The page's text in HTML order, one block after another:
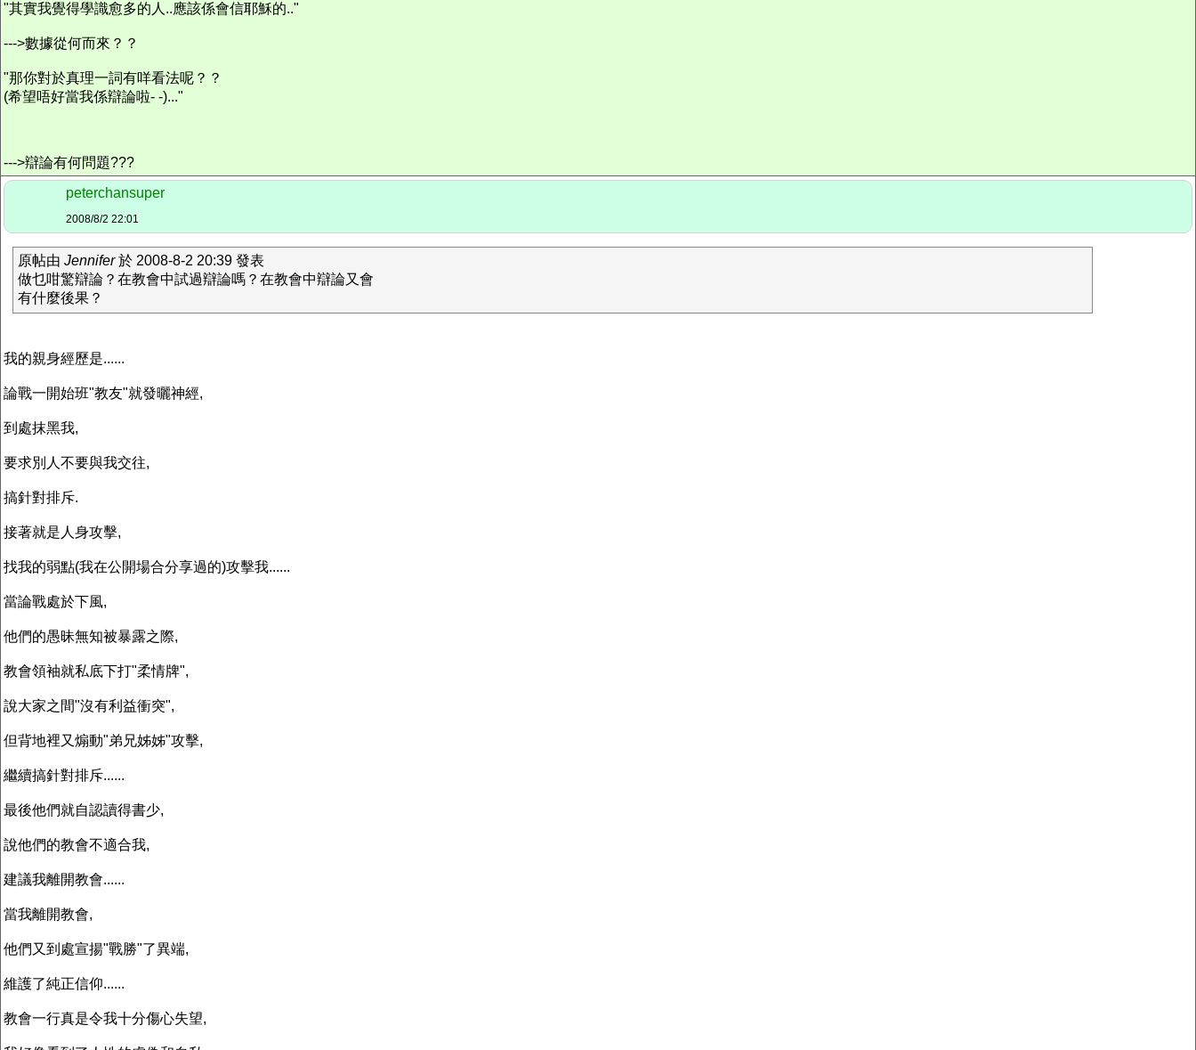
"其實我覺得學識愈多的人..應該係會信耶穌的.."
--->數據從何而來？？
"那你對於真理一詞有咩看法呢？？
(希望唔好當我係辯論啦- -)..."
--->辯論有何問題???
peterchansuper
2008/8/2 22:01
原帖由 Jennifer於 2008-8-2 20:39 發表
做乜咁驚辯論？在教會中試過辯論嗎？在教會中辯論又會
有什麼後果？
我的親身經歷是......
論戰一開始班"教友"就發曬神經,
到處抹黑我,
要求別人不要與我交往,
搞針對排斥.
接著就是人身攻擊,
找我的弱點(我在公開場合分享過的)攻擊我......
當論戰處於下風,
他們的愚昧無知被暴露之際,
教會領袖就私底下打"柔情牌",
說大家之間"沒有利益衝突",
但背地裡又煽動"弟兄姊姊"攻擊,
繼續搞針對排斥......
最後他們就自認讀得書少,
說他們的教會不適合我,
建議我離開教會......
當我離開教會,
他們又到處宣揚"戰勝"了異端,
維護了純正信仰......
教會一行真是令我十分傷心失望,